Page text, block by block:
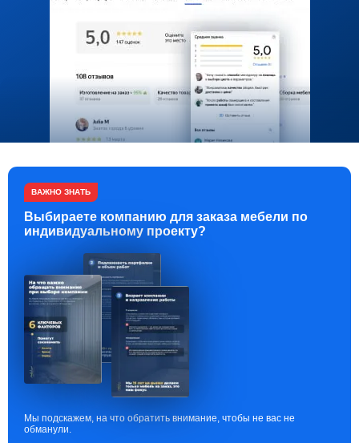
ВАЖНО ЗНАТЬ
Выбираете компанию для заказа мебели по
индивидуальному проекту?
Мы подскажем, на что обратить внимание, чтобы не вас не
обманули.